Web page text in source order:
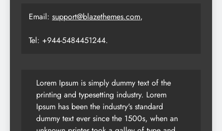
Email: support@blazethemes.com,
Tel: +944-5484451244.
Lorem Ipsum is simply dummy text of the
printing and typesetting industry. Lorem
Ipsum has been the industry's standard
dummy text ever since the 1500s, when an